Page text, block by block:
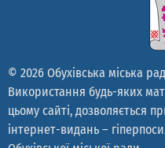
© 2026 Обухівська міська
Використання будь-яких
цьому сайті, дозволяється
інтернет-видань –